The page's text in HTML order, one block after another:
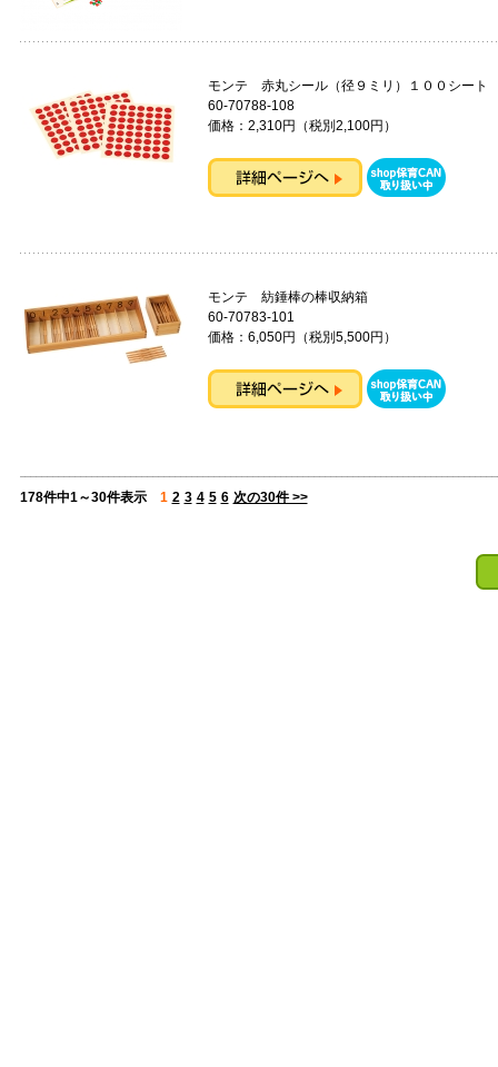
モンテ 赤丸シール（径９ミリ）１００シート
60-70788-108
価格：2,310円（税別2,100円）
モンテ 紡錘棒の棒収納箱
60-70783-101
価格：6,050円（税別5,500円）
178件中1～30件表示 1 2 3 4 5 6 次の30件 >>